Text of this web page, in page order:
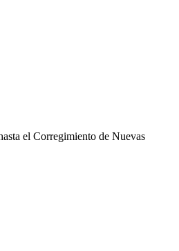
el Corregimiento de Nuevas